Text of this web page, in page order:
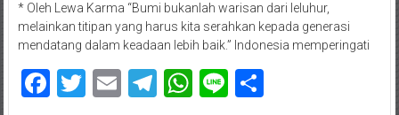
* Oleh Lewa Karma “Bumi bukanlah warisan dari leluhur,
melainkan titipan yang harus kita serahkan kepada generasi
mendatang dalam keadaan lebih baik.” Indonesia memperingati
Facebook
Twitter
EmailTelegram
WhatsApp
LineShare